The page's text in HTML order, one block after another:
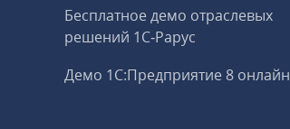
Бесплатное демо отраслевых
решений 1С‑Рарус
Демо 1С:Предприятие 8 онлайн